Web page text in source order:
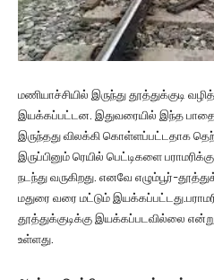
மணியாச்சியில் இருந்து தூத்துக்குடி
இயக்கப்பட்டன. இதுவரையில் இந்த
இருந்தது விலக்கி கொள்ளப்பட்டதாக
இருப்பினும் ரெயில் பெட்டிகளை
நடந்து வருகிறது. எனவே எழும்பூர்-
மதுரை வரை மட்டும்
தூத்துக்குடிக்கு இயக்கப்படவில்லை
உள்ளது.